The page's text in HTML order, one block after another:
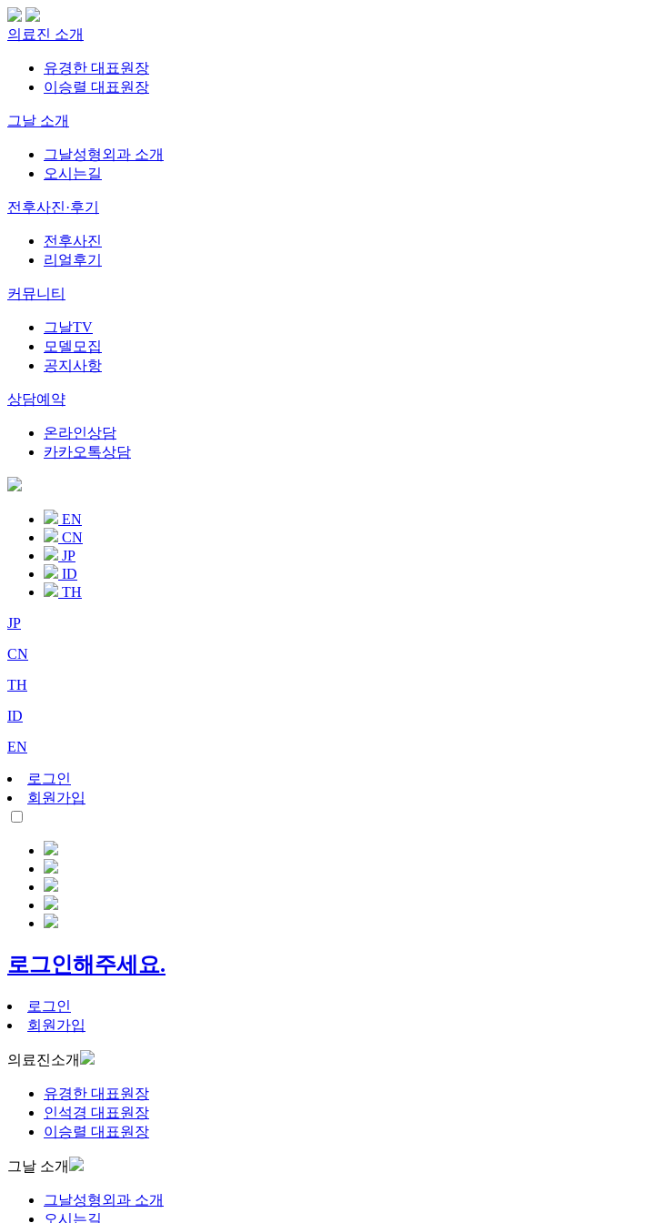
의료진 소개
유경한 대표원장
이승렬 대표원장
그날 소개
그날성형외과 소개
오시는길
전후사진·후기
전후사진
리얼후기
커뮤니티
그날TV
모델모집
공지사항
상담예약
온라인상담
카카오톡상담
EN
CN
JP
ID
TH
JP
CN
TH
ID
EN
로그인
회원가입
로그인해주세요.
로그인
회원가입
의료진소개
유경한 대표원장
인석경 대표원장
이승렬 대표원장
그날 소개
그날성형외과 소개
오시는길